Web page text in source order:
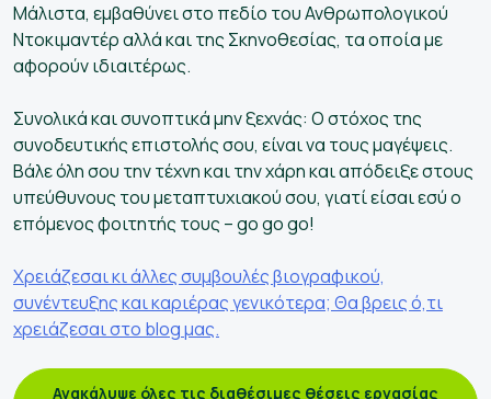
Μάλιστα, εμβαθύνει στο πεδίο του Ανθρωπολογικού
Ντοκιμαντέρ αλλά και της Σκηνοθεσίας, τα οποία με
αφορούν ιδιαιτέρως.
Συνολικά και συνοπτικά μην ξεχνάς: Ο στόχος της
συνοδευτικής επιστολής σου, είναι να τους μαγέψεις.
Βάλε όλη σου την τέχνη και την χάρη και απόδειξε στους
υπεύθυνους του μεταπτυχιακού σου, γιατί είσαι εσύ ο
επόμενος φοιτητής τους – go go go!
Χρειάζεσαι κι άλλες συμβουλές βιογραφικού,
συνέντευξης και καριέρας γενικότερα; Θα βρεις ό,τι
χρειάζεσαι στο blog μας.
Ανακάλυψε όλες τις διαθέσιμες θέσεις εργασίας